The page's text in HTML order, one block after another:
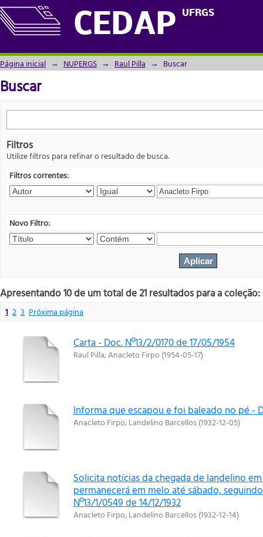
CEDAP UFRGS
Buscar
Página inicial → NUPERGS → Raul Pilla → Buscar
Buscar
Filtros
Utilize filtros para refinar o resultado de busca.
Filtros correntes:
Novo Filtro:
Apresentando 10 de um total de 21 resultados para a coleção:
1 2 3 Próxima página
Carta - Doc. Nº13/2/0170 de 17/05/1954
Raul Pilla;Anacleto Firpo(1954-05-17)
Informa que escapou e foi baleado no pé -
Anacleto Firpo;Landelino Barcellos(1932-12-05)
Solicita notícias da chegada de landelino
permanecerá em melo até sábado,
Nº13/1/0549 de 14/12/1932
Anacleto Firpo;Landelino Barcellos(1932-12-14)